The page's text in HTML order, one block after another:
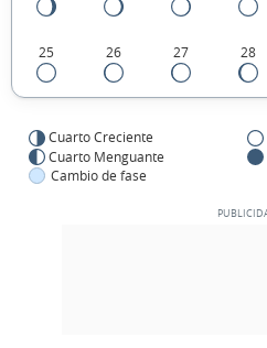
25 26 27 28
Cuarto Creciente
Cuarto Menguante
Cambio de fase